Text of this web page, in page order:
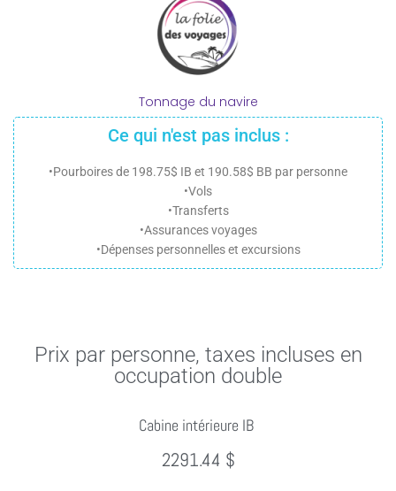
Tonnage du navire
Ce qui n'est pas inclus :
•Pourboires de 198.75$ IB et 190.58$ BB par personne
•Vols
•Transferts
•Assurances voyages
•Dépenses personnelles et excursions
Prix par personne, taxes incluses en
occupation double
Cabine intérieure IB
2291.44 $